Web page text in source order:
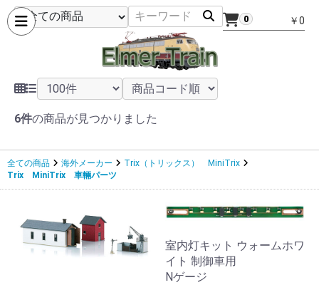
0 ￥0
6件の商品が見つかりました
全ての商品 海外メーカー
Trix（トリックス） MiniTrix
Trix MiniTrix 車輛パーツ
室内灯キット ウォームホワ
イト 制御車用
Nゲージ